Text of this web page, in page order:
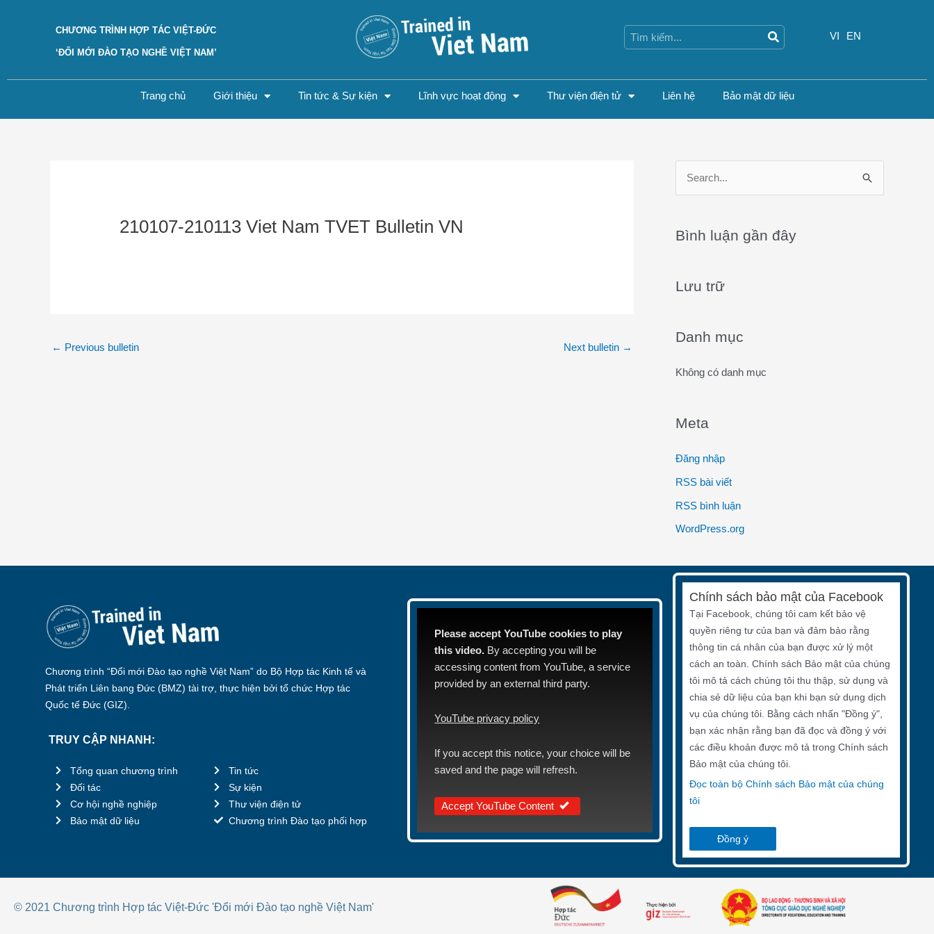
CHƯƠNG TRÌNH HỢP TÁC VIỆT-ĐỨC
‘ĐỔI MỚI ĐÀO TẠO NGHỀ VIỆT NAM’
VI
EN
Trang chủ Giới thiệu Tin tức & Sự kiện Lĩnh vực hoạt động Thư viện điện tử Liên hệ Bảo mật dữ liệu
210107-210113 Viet Nam TVET Bulletin VN
← Previous bulletin Next bulletin →
r
h
:
Bình luận gần đây
Lưu trữ
Danh mục
Không có danh mục
Meta
Đăng nhập
RSS bài viết
RSS bình luận
WordPress.org
Chương trình “Đổi mới Đào tạo nghề Việt Nam” do Bộ Hợp tác Kinh tế và
Phát triển Liên bang Đức (BMZ) tài trợ, thực hiện bởi tổ chức Hợp tác
Quốc tế Đức (GIZ).
TRUY CẬP NHANH:
Tổng quan chương trình
Đối tác
Cơ hội nghề nghiệp
Bảo mật dữ liệu
Tin tức
Sự kiện
Thư viện điện tử
Chương trình Đào tạo phối hợp
Please accept YouTube cookies to play
this video. By accepting you will be
accessing content from YouTube, a service
provided by an external third party.
YouTube privacy policy
If you accept this notice, your choice will be
saved and the page will refresh.
Accept YouTube Content
Chính sách bảo mật của Facebook
Tại Facebook, chúng tôi cam kết bảo vệ
quyền riêng tư của bạn và đảm bảo rằng
thông tin cá nhân của bạn được xử lý một
cách an toàn. Chính sách Bảo mật của chúng
tôi mô tả cách chúng tôi thu thập, sử dụng và
chia sẻ dữ liệu của bạn khi bạn sử dụng dịch
vụ của chúng tôi. Bằng cách nhấn "Đồng ý",
bạn xác nhận rằng bạn đã đọc và đồng ý với
các điều khoản được mô tả trong Chính sách
Bảo mật của chúng tôi.
Đọc toàn bộ Chính sách Bảo mật của chúng
tôi
Đồng ý
© 2021 Chương trình Hợp tác Việt-Đức 'Đổi mới Đào tạo nghề Việt Nam'